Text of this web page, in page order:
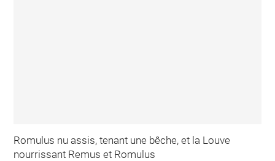
Romulus nu assis, tenant une bêche, et la Louve
nourrissant Remus et Romulus